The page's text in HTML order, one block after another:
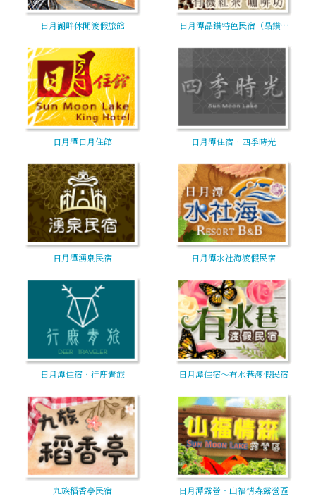
日月湖畔休閒渡假旅館 日月潭晶鑽特色民宿（晶鑽…
日月潭日月住館 日月潭住宿‧四季時光
日月潭湧泉民宿 日月潭水社海渡假民宿
日月潭住宿‧行鹿青旅 日月潭住宿～有水巷渡假民宿
九族稻香亭民宿 日月潭露營‧山福情森露營區